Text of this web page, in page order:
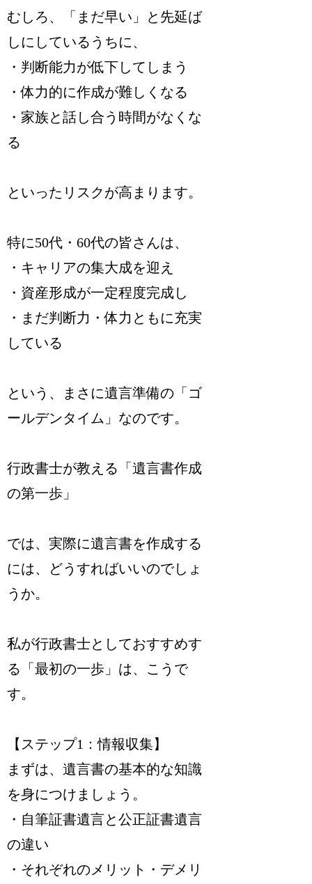
むしろ、「まだ早い」と先延ば
しにしているうちに、
・判断能力が低下してしまう
・体力的に作成が難しくなる
・家族と話し合う時間がなくな
る
といったリスクが高まります。
特に50代・60代の皆さんは、
・キャリアの集大成を迎え
・資産形成が一定程度完成し
・まだ判断力・体力ともに充実
している
という、まさに遺言準備の「ゴ
ールデンタイム」なのです。
行政書士が教える「遺言書作成
の第一歩」
では、実際に遺言書を作成する
には、どうすればいいのでしょ
うか。
私が行政書士としておすすめす
る「最初の一歩」は、こうで
す。
【ステップ1：情報収集】
まずは、遺言書の基本的な知識
を身につけましょう。
・自筆証書遺言と公正証書遺言
の違い
・それぞれのメリット・デメリ